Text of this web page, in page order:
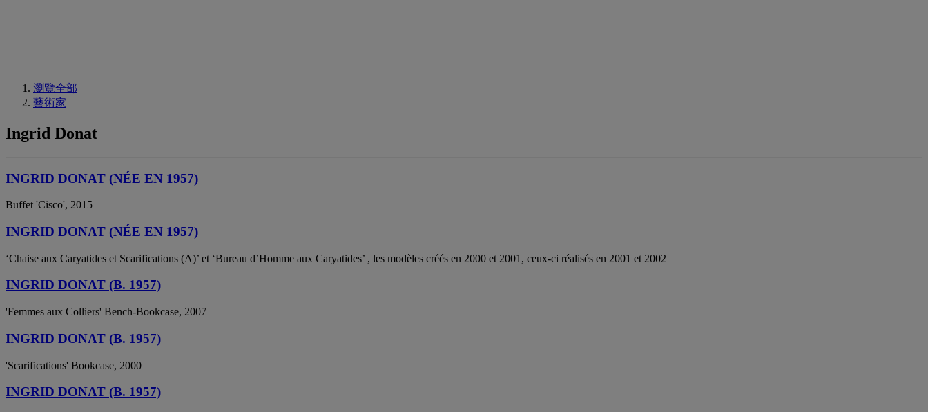
瀏覽全部
藝術家
Ingrid Donat
INGRID DONAT (NÉE EN 1957)
Buffet 'Cisco', 2015
INGRID DONAT (NÉE EN 1957)
‘Chaise aux Caryatides et Scarifications (A)’ et ‘Bureau d’Homme aux Caryatides’ , les modèles créés en 2000 et 2001, ceux-ci réalisés en 2001 et 2002
INGRID DONAT (B. 1957)
'Femmes aux Colliers' Bench-Bookcase, 2007
INGRID DONAT (B. 1957)
'Scarifications' Bookcase, 2000
INGRID DONAT (B. 1957)